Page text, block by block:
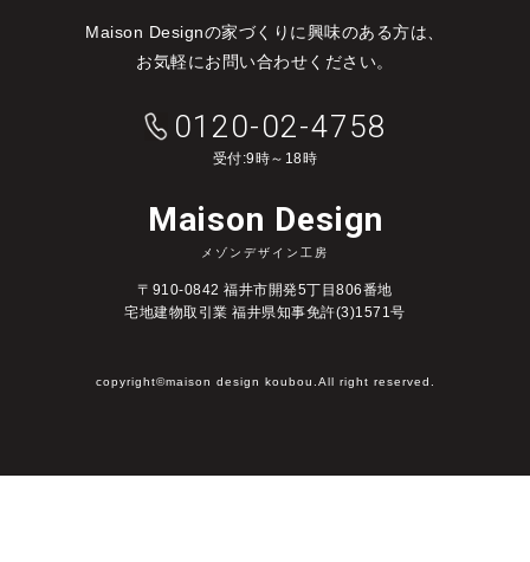
Maison Designの家づくりに興味のある方は、
お気軽にお問い合わせください。
0120-02-4758
受付:9時～18時
Maison Design
メゾンデザイン工房
〒910-0842 福井市開発5丁目806番地
宅地建物取引業 福井県知事免許(3)1571号
copyright©maison design koubou.All right reserved.